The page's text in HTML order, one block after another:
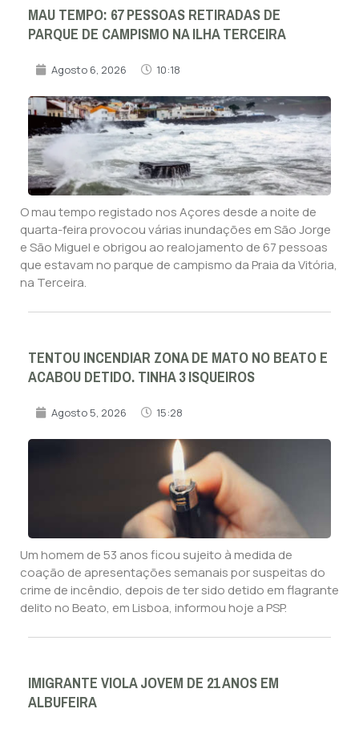
MAU TEMPO: 67 PESSOAS RETIRADAS DE
PARQUE DE CAMPISMO NA ILHA TERCEIRA
Agosto 6, 2026 10:18
O mau tempo registado nos Açores desde a noite de
quarta-feira provocou várias inundações em São Jorge
e São Miguel e obrigou ao realojamento de 67 pessoas
que estavam no parque de campismo da Praia da Vitória,
na Terceira.
TENTOU INCENDIAR ZONA DE MATO NO BEATO E
ACABOU DETIDO. TINHA 3 ISQUEIROS
Agosto 5, 2026 15:28
Um homem de 53 anos ficou sujeito à medida de
coação de apresentações semanais por suspeitas do
crime de incêndio, depois de ter sido detido em flagrante
delito no Beato, em Lisboa, informou hoje a PSP.
IMIGRANTE VIOLA JOVEM DE 21 ANOS EM
ALBUFEIRA